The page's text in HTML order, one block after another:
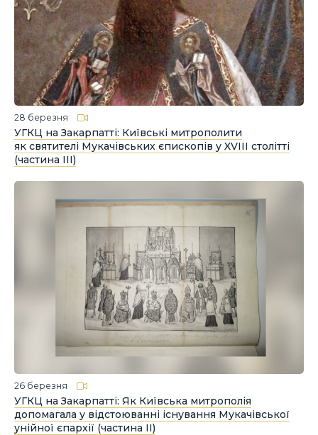
28 березня
УГКЦ на Закарпатті: Київські митрополити
як святителі Мукачівських єпископів у XVIII столітті
(частина ІІІ)
26 березня
УГКЦ на Закарпатті: Як Київська митрополія
допомагала у відстоюванні існування Мукачівської
унійної єпархії (частина ІІ)